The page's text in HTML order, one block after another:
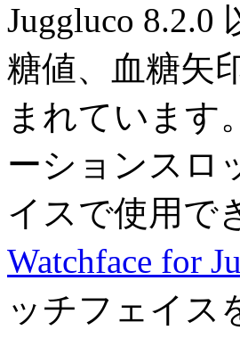
Juggluco 8.2.0
糖値、血糖矢
まれています
ーションスロ
イスで使用で
Watchface for
ッチフェイス